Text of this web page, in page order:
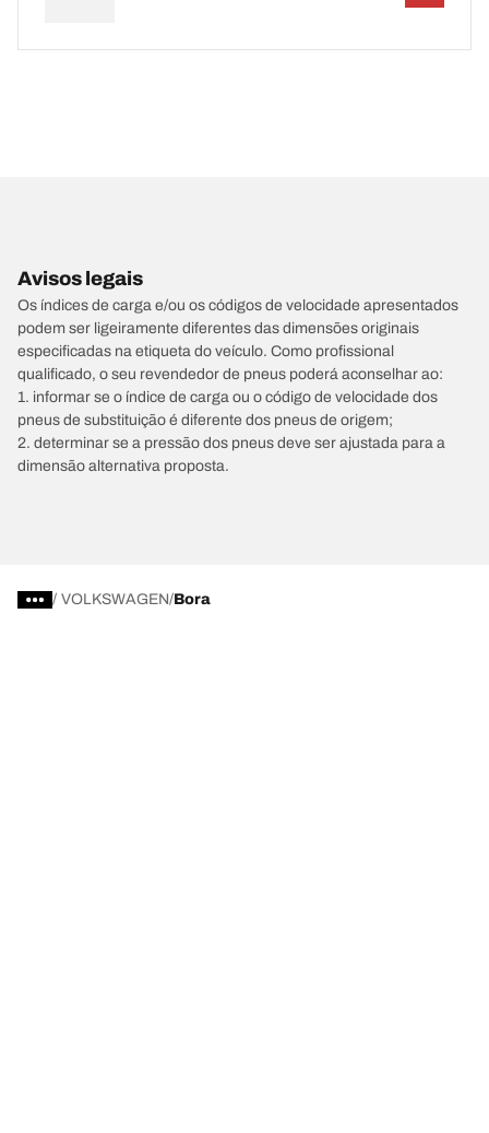
Avisos legais
Os índices de carga e/ou os códigos de velocidade apresentados
podem ser ligeiramente diferentes das dimensões originais
especificadas na etiqueta do veículo. Como profissional
qualificado, o seu revendedor de pneus poderá aconselhar ao:
1. informar se o índice de carga ou o código de velocidade dos
pneus de substituição é diferente dos pneus de origem;
2. determinar se a pressão dos pneus deve ser ajustada para a
dimensão alternativa proposta.
/ VOLKSWAGEN Bora